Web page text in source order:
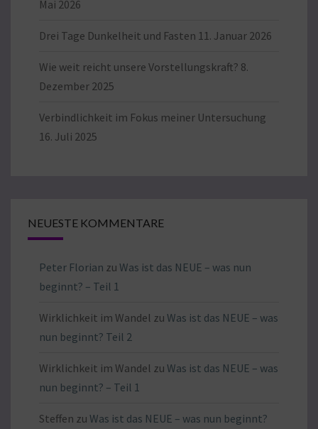
Mai 2026
Drei Tage Dunkelheit und Fasten 11. Januar 2026
Wie weit reicht unsere Vorstellungskraft? 8.
Dezember 2025
Verbindlichkeit im Fokus meiner Untersuchung
16. Juli 2025
NEUESTE KOMMENTARE
Peter Florian zu Was ist das NEUE – was nun
beginnt? – Teil 1
Wirklichkeit im Wandel zu Was ist das NEUE – was
nun beginnt? Teil 2
Wirklichkeit im Wandel zu Was ist das NEUE – was
nun beginnt? – Teil 1
Steffen zu Was ist das NEUE – was nun beginnt?